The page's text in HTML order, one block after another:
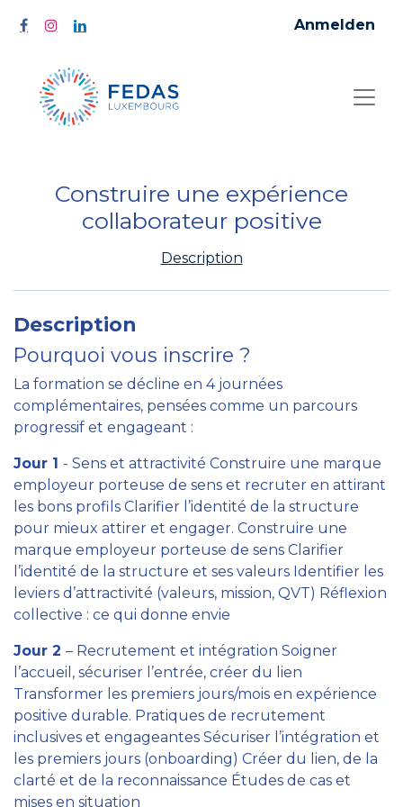
Anmelden
Construire une expérience
collaborateur positive
Description
Description
Pourquoi vous inscrire ?
La formation se décline en 4 journées
complémentaires, pensées comme un parcours
progressif et engageant :
Jour 1 - Sens et attractivité Construire une marque
employeur porteuse de sens et recruter en attirant
les bons profils Clarifier l’identité de la structure
pour mieux attirer et engager. Construire une
marque employeur porteuse de sens Clarifier
l’identité de la structure et ses valeurs Identifier les
leviers d’attractivité (valeurs, mission, QVT) Réflexion
collective : ce qui donne envie
Jour 2 – Recrutement et intégration Soigner
l’accueil, sécuriser l’entrée, créer du lien
Transformer les premiers jours/mois en expérience
positive durable. Pratiques de recrutement
inclusives et engageantes Sécuriser l’intégration et
les premiers jours (onboarding) Créer du lien, de la
clarté et de la reconnaissance Études de cas et
mises en situation